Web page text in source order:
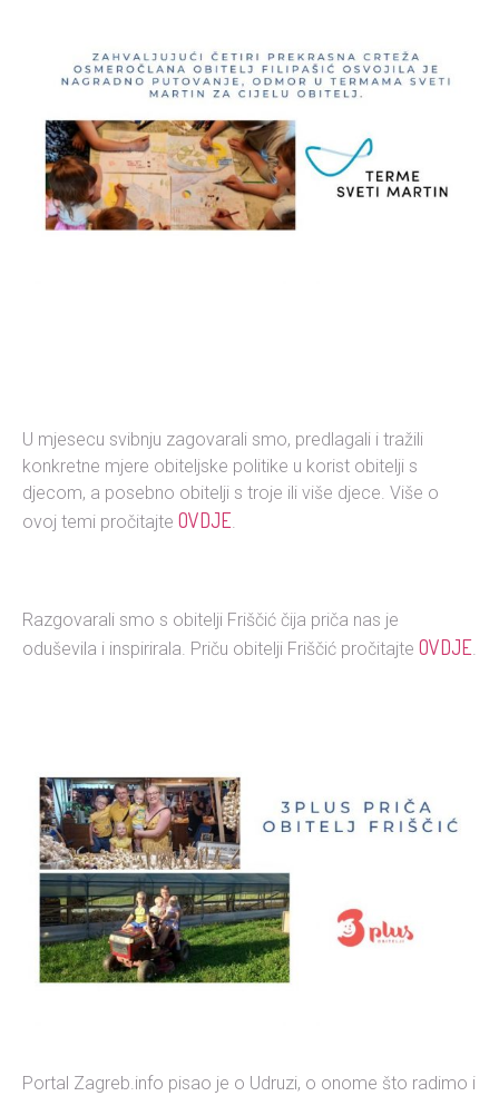
U mjesecu svibnju zagovarali smo, predlagali i tražili
konkretne mjere obiteljske politike u korist obitelji s
djecom, a posebno obitelji s troje ili više djece. Više o
ovoj temi pročitajte OVDJE.
Razgovarali smo s obitelji Friščić čija priča nas je
oduševila i inspirirala. Priču obitelji Friščić pročitajte OVDJE.
Portal Zagreb.info pisao je o Udruzi, o onome što radimo i